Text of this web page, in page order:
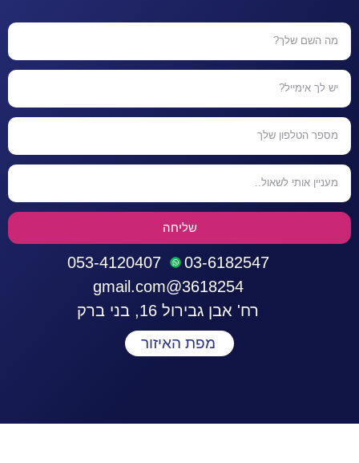
שליחה
03-6182547
053-4120407
3618254@gmail.com
רח' אבן גבירול 16, בני ברק
מפת האיזור